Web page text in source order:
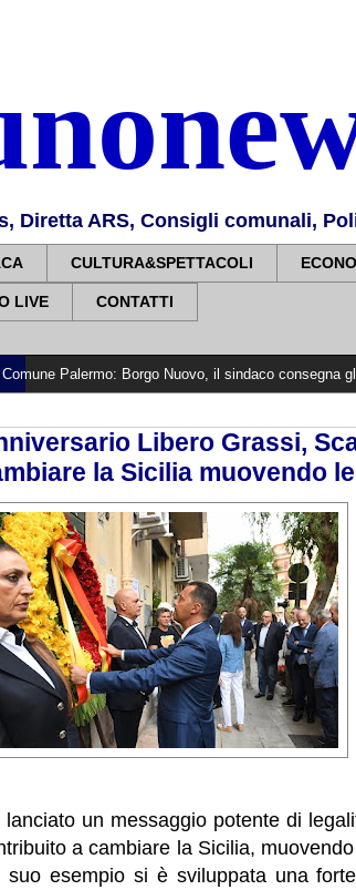
Diretta ARS, Consigli comunali,
CULTURA&SPETTACOLI
LIVE CONTATTI
Borgo Nuovo, il sindaco consegna gli ultimi 3
Libero Grassi,
la Sicilia muovendo
lanciato un messaggio potente di
a cambiare la Sicilia,
suo esempio si è sviluppata una